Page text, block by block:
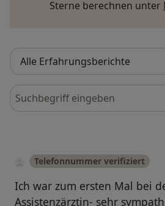
Sterne berechnen unter
Bewertungen durchsuchen
Telefonnummer verifiziert
Ich war zum ersten Mal bei
Assistenzärztin- sehr